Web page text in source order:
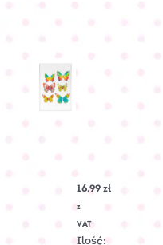
Nr
Art.:
16.99 zł
z
VAT
Ilość: